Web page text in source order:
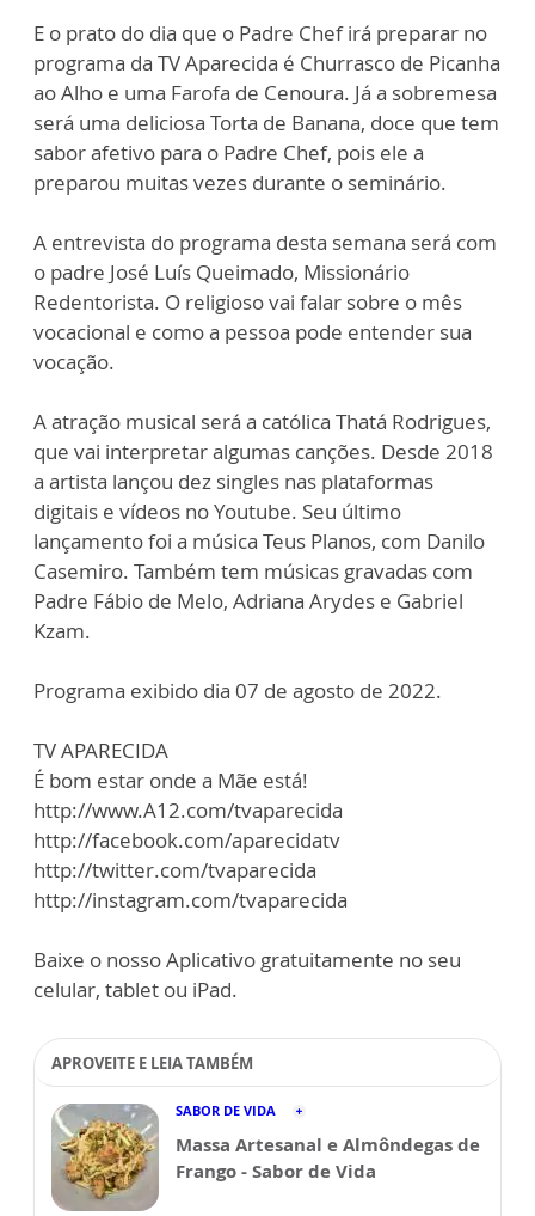
E o prato do dia que o Padre Chef irá preparar no
programa da TV Aparecida é Churrasco de Picanha
ao Alho e uma Farofa de Cenoura. Já a sobremesa
será uma deliciosa Torta de Banana, doce que tem
sabor afetivo para o Padre Chef, pois ele a
preparou muitas vezes durante o seminário.
A entrevista do programa desta semana será com
o padre José Luís Queimado, Missionário
Redentorista. O religioso vai falar sobre o mês
vocacional e como a pessoa pode entender sua
vocação.
A atração musical será a católica Thatá Rodrigues,
que vai interpretar algumas canções. Desde 2018
a artista lançou dez singles nas plataformas
digitais e vídeos no Youtube. Seu último
lançamento foi a música Teus Planos, com Danilo
Casemiro. Também tem músicas gravadas com
Padre Fábio de Melo, Adriana Arydes e Gabriel
Kzam.
Programa exibido dia 07 de agosto de 2022.
TV APARECIDA
É bom estar onde a Mãe está!
http://www.A12.com/tvaparecida
http://facebook.com/aparecidatv
http://twitter.com/tvaparecida
http://instagram.com/tvaparecida
Baixe o nosso Aplicativo gratuitamente no seu
celular, tablet ou iPad.
APROVEITE E LEIA TAMBÉM
SABOR DE VIDA
Massa Artesanal e Almôndegas de
Frango - Sabor de Vida